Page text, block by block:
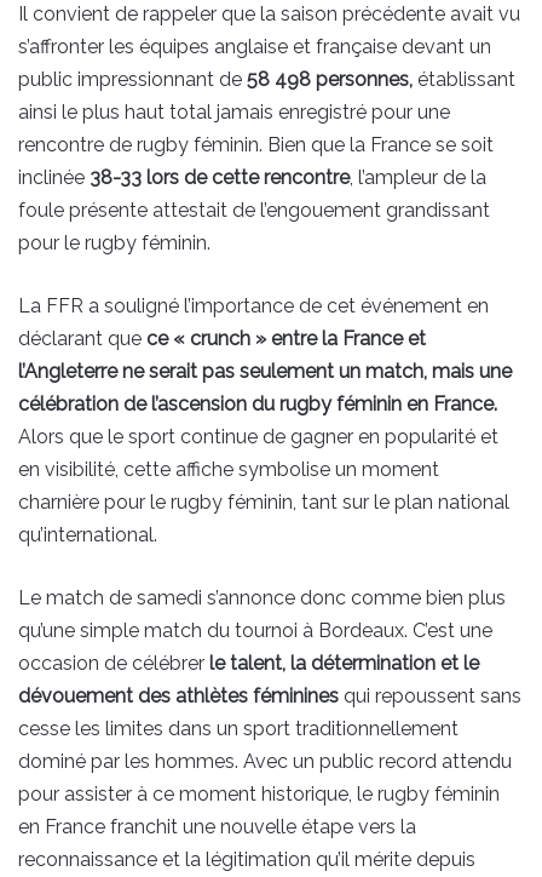
Il convient de rappeler que la saison précédente avait vu
s’affronter les équipes anglaise et française devant un
public impressionnant de 58 498 personnes, établissant
ainsi le plus haut total jamais enregistré pour une
rencontre de rugby féminin. Bien que la France se soit
inclinée 38-33 lors de cette rencontre, l’ampleur de la
foule présente attestait de l’engouement grandissant
pour le rugby féminin.
La FFR a souligné l’importance de cet événement en
déclarant que ce « crunch » entre la France et
l’Angleterre ne serait pas seulement un match, mais une
célébration de l’ascension du rugby féminin en France.
Alors que le sport continue de gagner en popularité et
en visibilité, cette affiche symbolise un moment
charnière pour le rugby féminin, tant sur le plan national
qu’international.
Le match de samedi s’annonce donc comme bien plus
qu’une simple match du tournoi à Bordeaux. C’est une
occasion de célébrer le talent, la détermination et le
dévouement des athlètes féminines qui repoussent sans
cesse les limites dans un sport traditionnellement
dominé par les hommes. Avec un public record attendu
pour assister à ce moment historique, le rugby féminin
en France franchit une nouvelle étape vers la
reconnaissance et la légitimation qu’il mérite depuis